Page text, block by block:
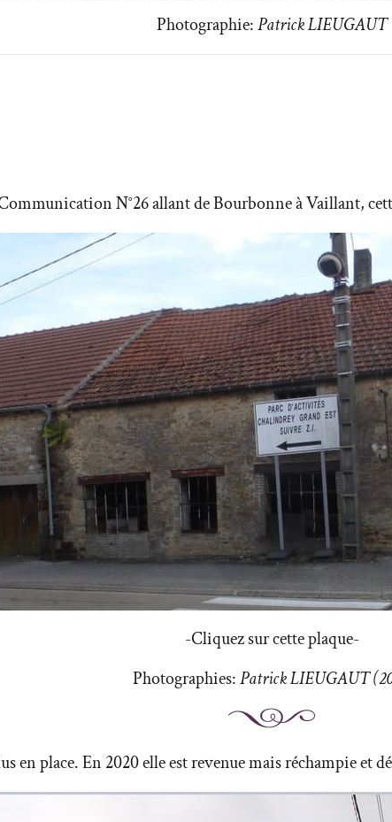
Photographie:Patrick LIEUGAUT
N°26 allant de Bourbonne à Vaillant,
-Cliquez sur cette plaque-
Photographies:Patrick LIEUGAUT
en place. En 2020 elle est revenue mais réchampie et